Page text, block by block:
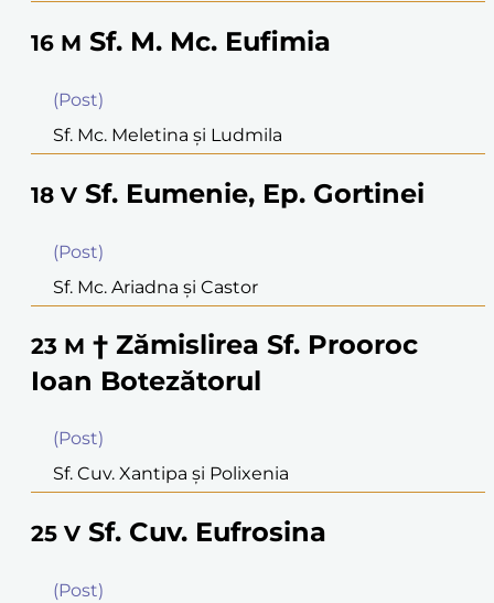
16 M Sf. M. Mc. Eufimia
(Post)
Sf. Mc. Meletina şi Ludmila
18 V Sf. Eumenie, Ep. Gortinei
(Post)
Sf. Mc. Ariadna şi Castor
23 M † Zămislirea Sf. Prooroc
Ioan Botezătorul
(Post)
Sf. Cuv. Xantipa şi Polixenia
25 V Sf. Cuv. Eufrosina
(Post)